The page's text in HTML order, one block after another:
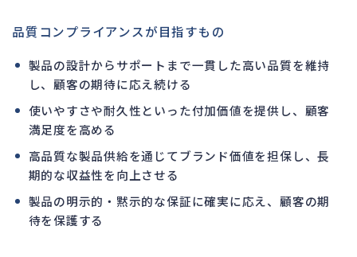
品質コンプライアンスが目指すもの
製品の設計からサポートまで一貫した高い品質を維持
し、顧客の期待に応え続ける
使いやすさや耐久性といった付加価値を提供し、顧客
満足度を高める
高品質な製品供給を通じてブランド価値を担保し、長
期的な収益性を向上させる
製品の明示的・黙示的な保証に確実に応え、顧客の期
待を保護する